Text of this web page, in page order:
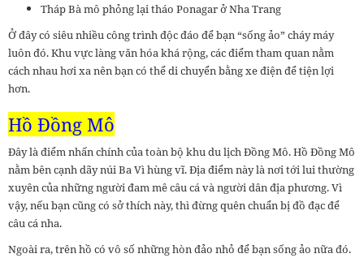
Tháp Bà mô phỏng lại tháo Ponagar ở Nha Trang
Ở đây có siêu nhiều công trình độc đáo để bạn “sống ảo” cháy máy
luôn đó. Khu vực làng văn hóa khá rộng, các điểm tham quan nằm
cách nhau hơi xa nên bạn có thể di chuyển bằng xe điện để tiện lợi
hơn.
Hồ Đồng Mô
Đây là điểm nhấn chính của toàn bộ khu du lịch Đồng Mô. Hồ Đồng Mô
nằm bên cạnh dãy núi Ba Vì hùng vĩ. Địa điểm này là nơi tới lui thường
xuyên của những người đam mê câu cá và người dân địa phương. Vì
vậy, nếu bạn cũng có sở thích này, thì đừng quên chuẩn bị đồ đạc để
câu cá nha.
Ngoài ra, trên hồ có vô số những hòn đảo nhỏ để bạn sống ảo nữa đó.